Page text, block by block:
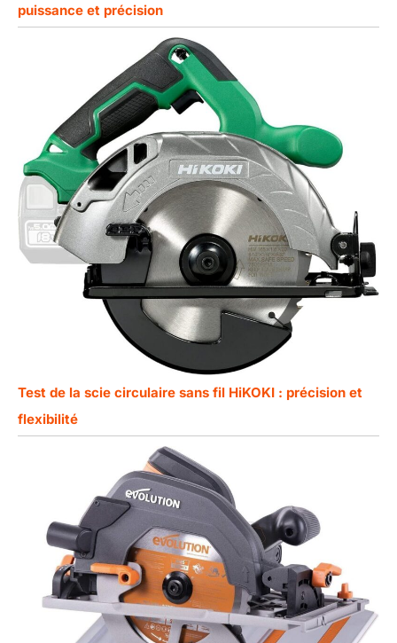
puissance et précision
Test de la scie circulaire sans fil HiKOKI : précision et
flexibilité